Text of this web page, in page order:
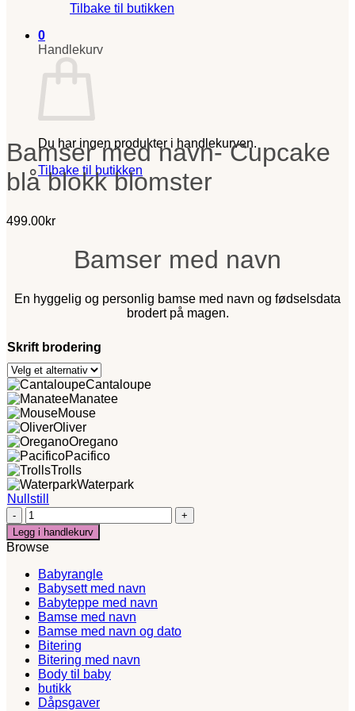
Tilbake til butikken
0
Handlekurv
Du har ingen produkter i handlekurven.
Tilbake til butikken
Bamser med navn- Cupcake
blå blokk blomster
499.00kr
Bamser med navn
En hyggelig og personlig bamse med navn og fødselsdata
brodert på magen.
Skrift brodering
Cantaloupe
Manatee
Mouse
Oliver
Oregano
Pacifico
Trolls
Waterpark
Nullstill
Bamser
med
navn-
Cupcake
blå
blokk
blomster
antall
Legg i handlekurv
Browse
Babyrangle
Babysett med navn
Babyteppe med navn
Bamse med navn
Bamse med navn og dato
Bitering
Bitering med navn
Body til baby
butikk
Dåpsgaver